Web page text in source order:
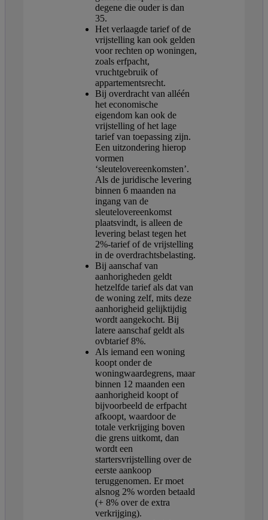
degene die ouder is dan
35.
Het verlaagde tarief of de
vrijstelling kan ook gelden
voor rechten op woningen,
zoals erfpacht,
vruchtgebruik of
appartementsrecht.
Bij overdracht van alléén
het economische
eigendom kan ook de
vrijstelling of het lage
tarief van toepassing zijn.
Een uitzondering hierop
vormen
‘sleutelovereenkomsten’.
Als de juridische levering
binnen 6 maanden na
ingang van de
sleutelovereenkomst
plaatsvindt, is alleen de
levering belast tegen het
2%-tarief of de vrijstelling
in de overdrachtsbelasting.
Bij aanschaf van
aanhorigheden geldt
hetzelfde tarief als dat van
de woning zelf, mits deze
aanhorigheid gelijktijdig
wordt aangekocht. Bij
latere aanschaf geldt als
ovbtarief 8%.
Als iemand een woning
koopt onder de
woningwaardegrens, maar
binnen 12 maanden een
aanhorigheid koopt of
bijvoorbeeld de erfpacht
afkoopt, waardoor de
totale verkrijging boven
die grens uitkomt, dan
wordt een
startersvrijstelling over de
eerste aankoop
teruggenomen. Er moet
alsnog 2% worden betaald
(+ 8% over de extra
verkrijging).